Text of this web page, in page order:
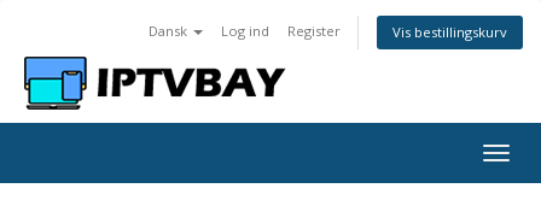
Dansk Log ind Register Vis bestillingskurv